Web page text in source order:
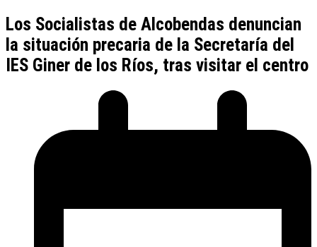
Los Socialistas de Alcobendas denuncian
la situación precaria de la Secretaría del
IES Giner de los Ríos, tras visitar el centro